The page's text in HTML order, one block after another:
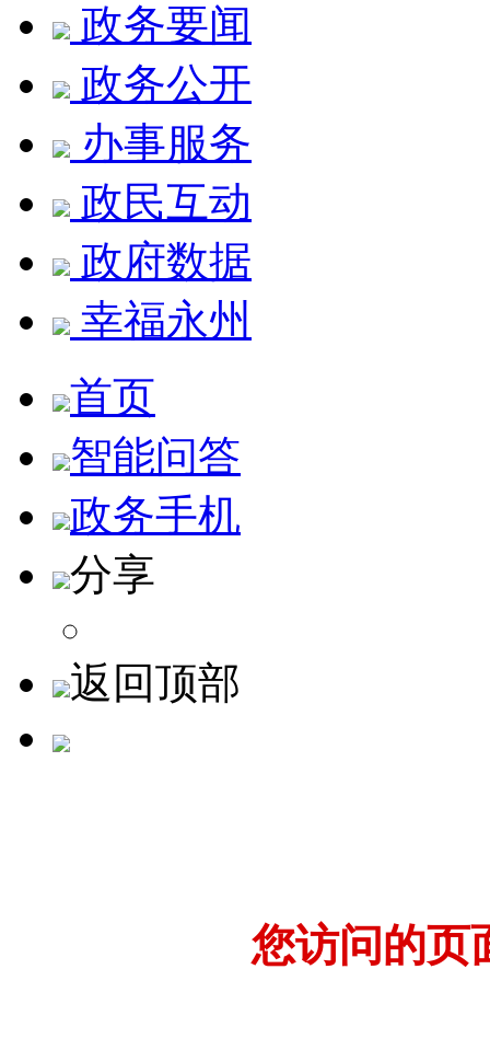
政务要闻
政务公开
办事服务
政民互动
政府数据
幸福永州
首页
智能问答
政务手机
分享
返回顶部
您访问的页